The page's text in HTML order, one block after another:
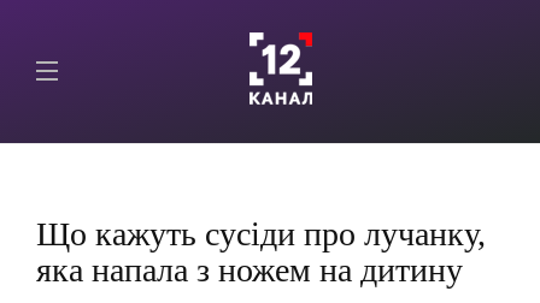
Що кажуть сусіди про лучанку,
яка напала з ножем на дитину